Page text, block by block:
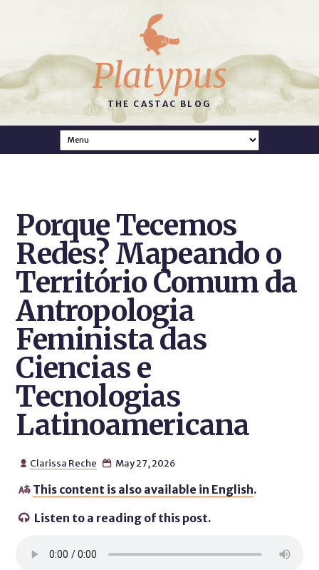
Platypus
THE CASTAC BLOG
Porque Tecemos
Redes? Mapeando o
Território Comum da
Antropologia
Feminista das
Ciencias e
Tecnologias
Latinoamericana
 Clarissa Reche  May 27, 2026
 This content is also available in English.
 Listen to a reading of this post.